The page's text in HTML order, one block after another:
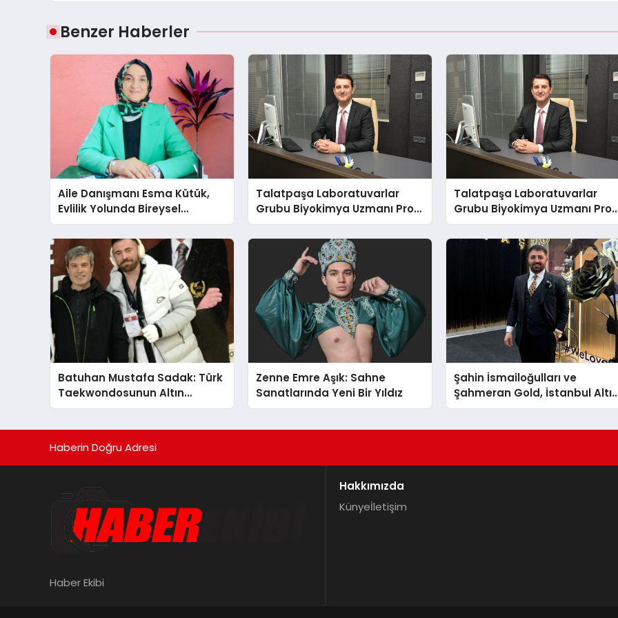
Benzer Haberler
Aile Danışmanı Esma Kütük,
Evlilik Yolunda Bireysel
Farkındalığın ve Sınırların
Gücünü Anlatıyor
Talatpaşa Laboratuvarlar
Grubu Biyokimya Uzmanı Prof.
Dr. Ahmet Var
Talatpaşa Laboratuvarlar
Grubu Biyokimya Uzmanı
Dr. Ahmet Var
Batuhan Mustafa Sadak: Türk
Taekwondosunun Altın
Yumruğu
Zenne Emre Aşık: Sahne
Sanatlarında Yeni Bir Yıldız
Şahin İsmailoğulları ve
Şahmeran Gold, İstanbul
Fuarı’nda Sektöre Damga
Haberin Doğru Adresi
Haber Ekibi
Hakkımızda
Künyeİletişim